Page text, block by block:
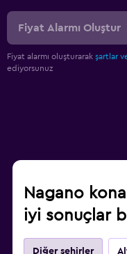
Fiyat Alarmı Oluştur
Fiyat alarmı oluşturarak şartlar
ediyorsunuz
Nagano
iyi sonuçlar
Diğer şehirler